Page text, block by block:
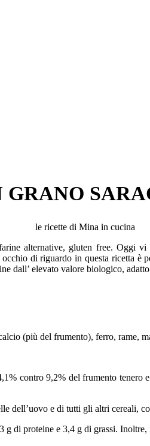
GRANO
le ricette di Mina in cucina
alternative, gluten free.
di riguardo in questa ricetta
dall’ elevato valore biologico,
(più del frumento), ferro, rame,
contro 9,2% del frumento
dell’uovo e di tutti gli altri
di proteine e 3,4 g di grassi.